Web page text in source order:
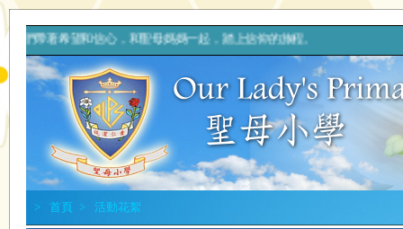
們帶著希望和信心，和聖母媽媽一起，踏上信仰的旅程。 上
> 首頁 > 活動花絮